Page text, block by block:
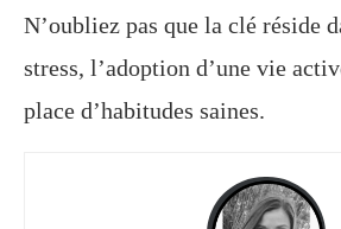
N’oubliez pas que la clé réside
stress, l’adoption d’une vie
place d’habitudes saines.